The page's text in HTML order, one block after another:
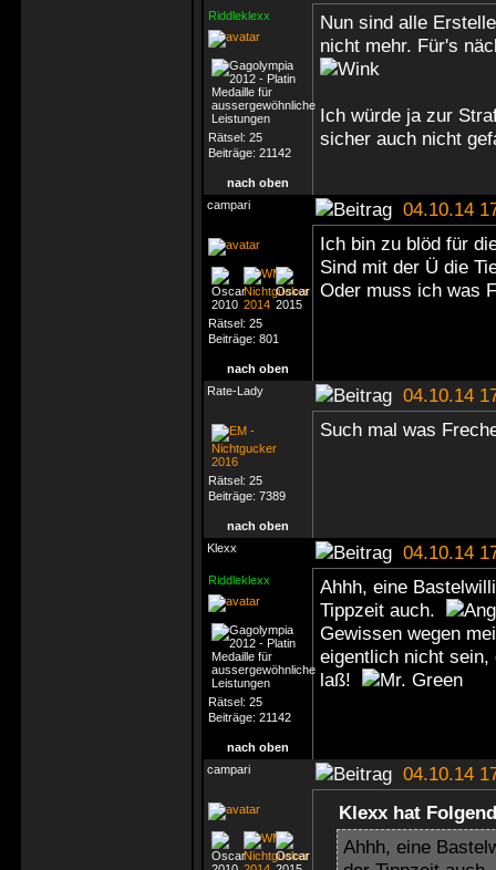
Riddleklexx
Rätsel: 25
Beiträge: 21142
Nun sind alle
nicht mehr. Für's
Ich würde ja zur
sicher auch nicht
nach oben
campari
04.10.14
Rätsel: 25
Beiträge: 801
Ich bin zu blöd für
Sind mit der Ü die
Oder muss ich was
nach oben
Rate-Lady
04.10.14
Rätsel: 25
Beiträge: 7389
Such mal was
nach oben
Klexx
04.10.14
Riddleklexx
Rätsel: 25
Beiträge: 21142
Ahhh, eine
Tippzeit auch.
Gewissen wegen
eigentlich nicht sein,
laß!
nach oben
campari
04.10.14
Klexx hat
Ahhh, eine